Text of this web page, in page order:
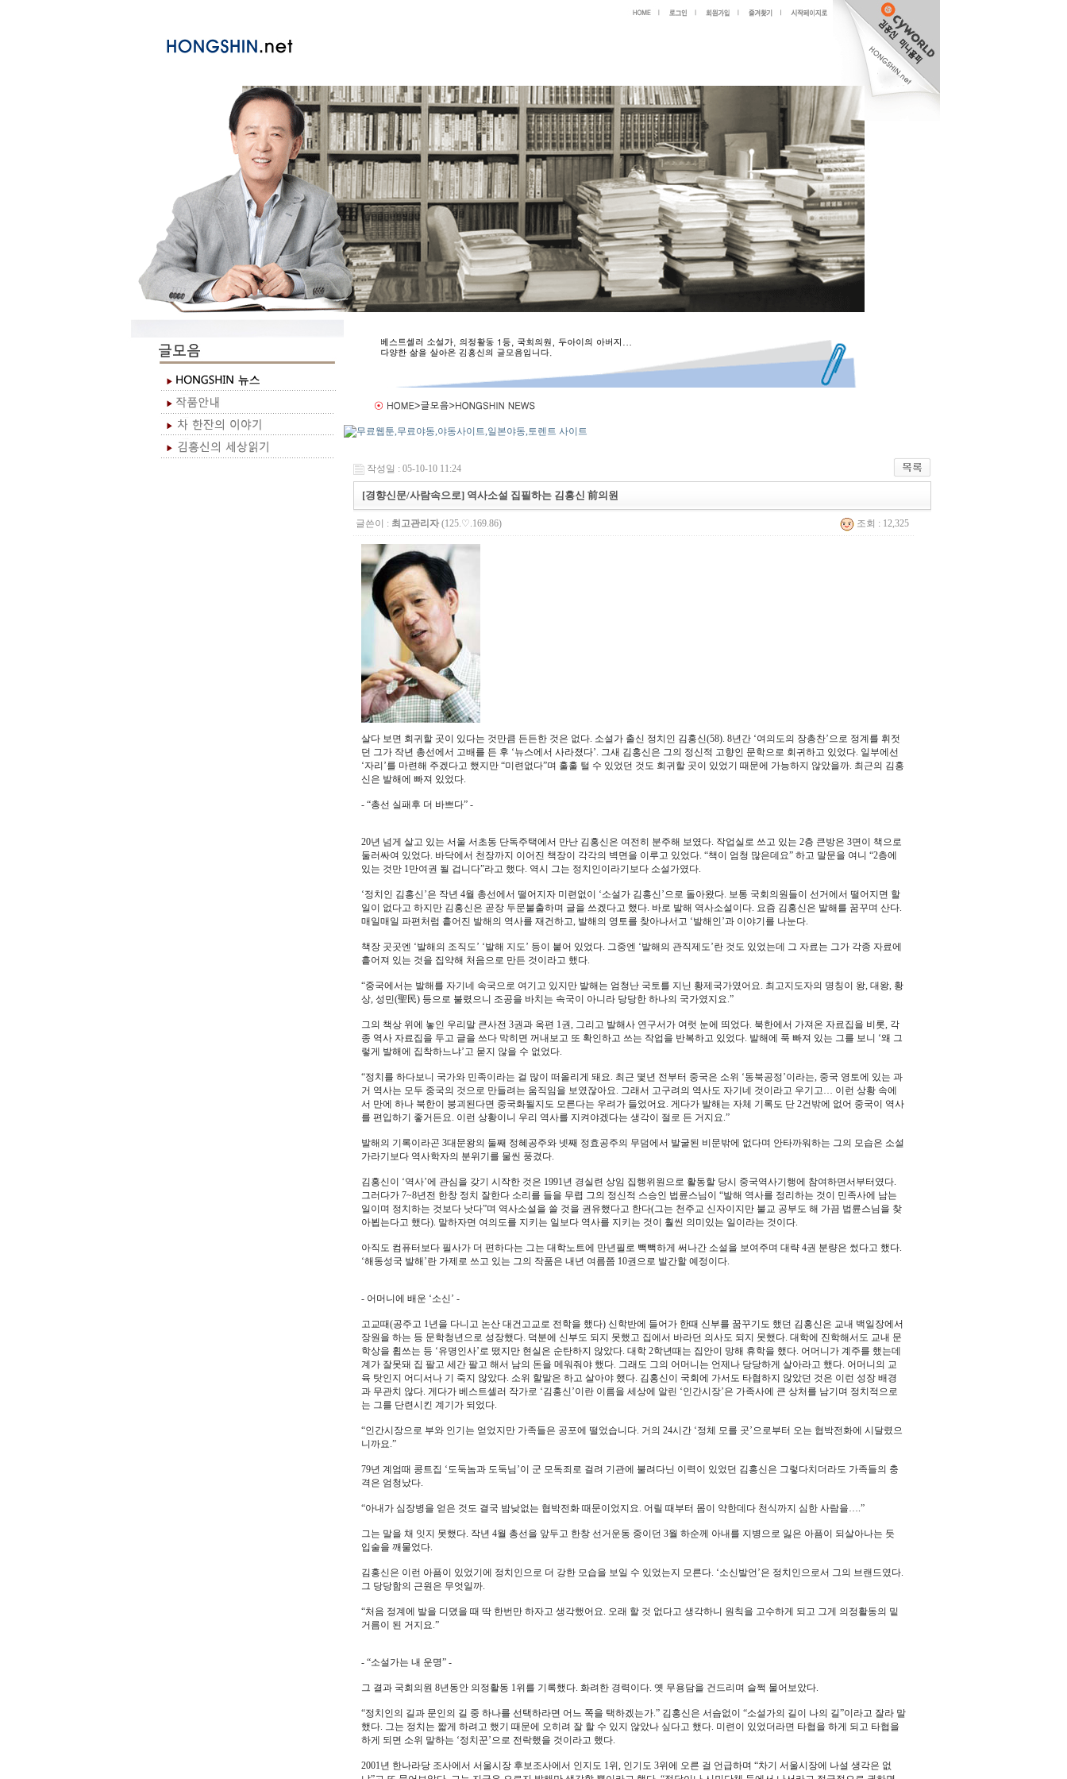
작성일 : 05-10-10 11:24
[경향신문/사람속으로] 역사소설 집필하는 김홍신 前의원
글쓴이 : 최고관리자(125.♡.169.86) 조회 : 12,325
살다 보면 회귀할 곳이 있다는 것만큼 든든한 것은 없다. 소설가 출신 정치인 김홍신(58). 8년간 ‘여의도의 장총찬’으로 정계를 휘젓
던 그가 작년 총선에서 고배를 든 후 ‘뉴스에서 사라졌다’. 그새 김홍신은 그의 정신적 고향인 문학으로 회귀하고 있었다. 일부에선
‘자리’를 마련해 주겠다고 했지만 “미련없다”며 훌훌 털 수 있었던 것도 회귀할 곳이 있었기 때문에 가능하지 않았을까. 최근의 김홍
신은 발해에 빠져 있었다.
- “총선 실패후 더 바쁘다” -
20년 넘게 살고 있는 서울 서초동 단독주택에서 만난 김홍신은 여전히 분주해 보였다. 작업실로 쓰고 있는 2층 큰방은 3면이 책으로
둘러싸여 있었다. 바닥에서 천장까지 이어진 책장이 각각의 벽면을 이루고 있었다. “책이 엄청 많은데요” 하고 말문을 여니 “2층에
있는 것만 1만여권 될 겁니다”라고 했다. 역시 그는 정치인이라기보다 소설가였다.
‘정치인 김홍신’은 작년 4월 총선에서 떨어지자 미련없이 ‘소설가 김홍신’으로 돌아왔다. 보통 국회의원들이 선거에서 떨어지면 할
일이 없다고 하지만 김홍신은 곧장 두문불출하며 글을 쓰겠다고 했다. 바로 발해 역사소설이다. 요즘 김홍신은 발해를 꿈꾸며 산다.
매일매일 파편처럼 흩어진 발해의 역사를 재건하고, 발해의 영토를 찾아나서고 ‘발해인’과 이야기를 나눈다.
책장 곳곳엔 ‘발해의 조직도’ ‘발해 지도’ 등이 붙어 있었다. 그중엔 ‘발해의 관직제도’란 것도 있었는데 그 자료는 그가 각종 자료에
흩어져 있는 것을 집약해 처음으로 만든 것이라고 했다.
“중국에서는 발해를 자기네 속국으로 여기고 있지만 발해는 엄청난 국토를 지닌 황제국가였어요. 최고지도자의 명칭이 왕, 대왕, 황
상, 성민(聖民) 등으로 불렸으니 조공을 바치는 속국이 아니라 당당한 하나의 국가였지요.”
그의 책상 위에 놓인 우리말 큰사전 3권과 옥편 1권, 그리고 발해사 연구서가 여럿 눈에 띄었다. 북한에서 가져온 자료집을 비롯, 각
종 역사 자료집을 두고 글을 쓰다 막히면 꺼내보고 또 확인하고 쓰는 작업을 반복하고 있었다. 발해에 푹 빠져 있는 그를 보니 ‘왜 그
렇게 발해에 집착하느냐’고 묻지 않을 수 없었다.
“정치를 하다보니 국가와 민족이라는 걸 많이 떠올리게 돼요. 최근 몇년 전부터 중국은 소위 ‘동북공정’이라는, 중국 영토에 있는 과
거 역사는 모두 중국의 것으로 만들려는 움직임을 보였잖아요. 그래서 고구려의 역사도 자기네 것이라고 우기고… 이런 상황 속에
서 만에 하나 북한이 붕괴된다면 중국화될지도 모른다는 우려가 들었어요. 게다가 발해는 자체 기록도 단 2건밖에 없어 중국이 역사
를 편입하기 좋거든요. 이런 상황이니 우리 역사를 지켜야겠다는 생각이 절로 든 거지요.”
발해의 기록이라곤 3대문왕의 둘째 정혜공주와 넷째 정효공주의 무덤에서 발굴된 비문밖에 없다며 안타까워하는 그의 모습은 소설
가라기보다 역사학자의 분위기를 물씬 풍겼다.
김홍신이 ‘역사’에 관심을 갖기 시작한 것은 1991년 경실련 상임 집행위원으로 활동할 당시 중국역사기행에 참여하면서부터였다.
그러다가 7~8년전 한창 정치 잘한다 소리를 들을 무렵 그의 정신적 스승인 법륜스님이 “발해 역사를 정리하는 것이 민족사에 남는
일이며 정치하는 것보다 낫다”며 역사소설을 쓸 것을 권유했다고 한다(그는 천주교 신자이지만 불교 공부도 해 가끔 법륜스님을 찾
아뵙는다고 했다). 말하자면 여의도를 지키는 일보다 역사를 지키는 것이 훨씬 의미있는 일이라는 것이다.
아직도 컴퓨터보다 필사가 더 편하다는 그는 대학노트에 만년필로 빽빽하게 써나간 소설을 보여주며 대략 4권 분량은 썼다고 했다.
‘해동성국 발해’란 가제로 쓰고 있는 그의 작품은 내년 여름쯤 10권으로 발간할 예정이다.
- 어머니에 배운 ‘소신’ -
고교때(공주고 1년을 다니고 논산 대건고교로 전학을 했다) 신학반에 들어가 한때 신부를 꿈꾸기도 했던 김홍신은 교내 백일장에서
장원을 하는 등 문학청년으로 성장했다. 덕분에 신부도 되지 못했고 집에서 바라던 의사도 되지 못했다. 대학에 진학해서도 교내 문
학상을 휩쓰는 등 ‘유명인사’로 떴지만 현실은 순탄하지 않았다. 대학 2학년때는 집안이 망해 휴학을 했다. 어머니가 계주를 했는데
계가 잘못돼 집 팔고 세간 팔고 해서 남의 돈을 메워줘야 했다. 그래도 그의 어머니는 언제나 당당하게 살아라고 했다. 어머니의 교
육 탓인지 어디서나 기 죽지 않았다. 소위 할말은 하고 살아야 했다. 김홍신이 국회에 가서도 타협하지 않았던 것은 이런 성장 배경
과 무관치 않다. 게다가 베스트셀러 작가로 ‘김홍신’이란 이름을 세상에 알린 ‘인간시장’은 가족사에 큰 상처를 남기며 정치적으로
는 그를 단련시킨 계기가 되었다.
“인간시장으로 부와 인기는 얻었지만 가족들은 공포에 떨었습니다. 거의 24시간 ‘정체 모를 곳’으로부터 오는 협박전화에 시달렸으
니까요.”
79년 계엄때 콩트집 ‘도둑놈과 도둑님’이 군 모독죄로 걸려 기관에 불려다닌 이력이 있었던 김홍신은 그렇다치더라도 가족들의 충
격은 엄청났다.
“아내가 심장병을 얻은 것도 결국 밤낮없는 협박전화 때문이었지요. 어릴 때부터 몸이 약한데다 천식까지 심한 사람을….”
그는 말을 채 잇지 못했다. 작년 4월 총선을 앞두고 한창 선거운동 중이던 3월 하순께 아내를 지병으로 잃은 아픔이 되살아나는 듯
입술을 깨물었다.
김홍신은 이런 아픔이 있었기에 정치인으로 더 강한 모습을 보일 수 있었는지 모른다. ‘소신발언’은 정치인으로서 그의 브랜드였다.
그 당당함의 근원은 무엇일까.
“처음 정계에 발을 디뎠을 때 딱 한번만 하자고 생각했어요. 오래 할 것 없다고 생각하니 원칙을 고수하게 되고 그게 의정활동의 밑
거름이 된 거지요.”
- “소설가는 내 운명” -
그 결과 국회의원 8년동안 의정활동 1위를 기록했다. 화려한 경력이다. 옛 무용담을 건드리며 슬쩍 물어보았다.
“정치인의 길과 문인의 길 중 하나를 선택하라면 어느 쪽을 택하겠는가.” 김홍신은 서슴없이 “소설가의 길이 나의 길”이라고 잘라 말
했다. 그는 정치는 짧게 하려고 했기 때문에 오히려 잘 할 수 있지 않았나 싶다고 했다. 미련이 있었더라면 타협을 하게 되고 타협을
하게 되면 소위 말하는 ‘정치꾼’으로 전락했을 것이라고 했다.
2001년 한나라당 조사에서 서울시장 후보조사에서 인지도 1위, 인기도 3위에 오른 걸 언급하며 “차기 서울시장에 나설 생각은 없